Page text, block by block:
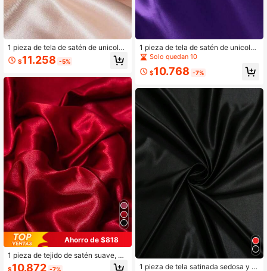
1 pieza de tela de satén de unicolor
apta para coser vestidos, cheongsa
m, ropa de boda y celebración
$11.258 -5%
Ahorro de $818
1 pieza de tejido de satén suave, ad
ecuado para vestidos de novia, ma
$10.872 -7%
1 pieza de tela de satén de unicolor
suave y sedoso, adecuado para bo
Solo quedan 10
$10.768 -7%
1 pieza de tela satinada sedosa y br